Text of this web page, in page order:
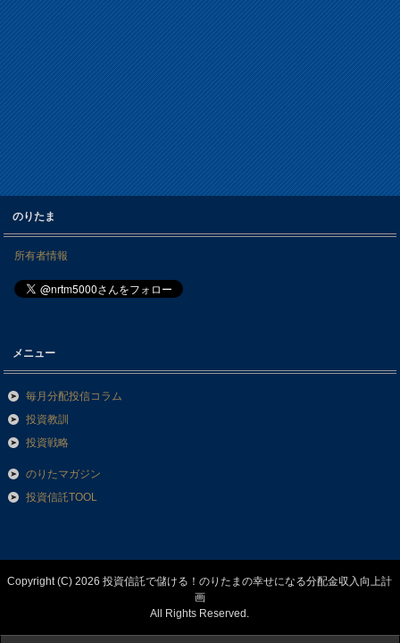
のりたま
所有者情報
メニュー
毎月分配投信コラム
投資教訓
投資戦略
のりたマガジン
投資信託TOOL
Copyright (C) 2026 投資信託で儲ける！のりたまの幸せになる分配金収入向上計
画
All Rights Reserved.